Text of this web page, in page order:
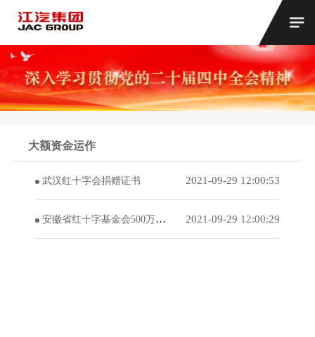
大额资金运作
武汉红十字会捐赠证书 2021-09-29 12:00:53
安徽省红十字基金会500万元捐赠荣誉证书 2021-09-29 12:00:29